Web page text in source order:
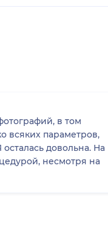
в том
всяких параметров,
довольна. На
несмотря на